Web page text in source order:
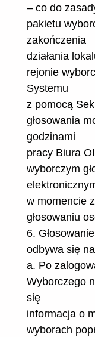
– co do
pakietu
zakończenia
działania
rejonie
Systemu
z pomocą
głosowania
godzinami
pracy Biura
wyborczym
w momencie
głosowaniu
6.
odbywa się
a. Po
Wyborczego
się
informacja o
wyborach